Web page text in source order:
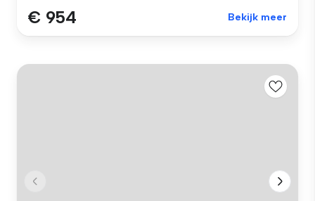
€ 954 Bekijk meer